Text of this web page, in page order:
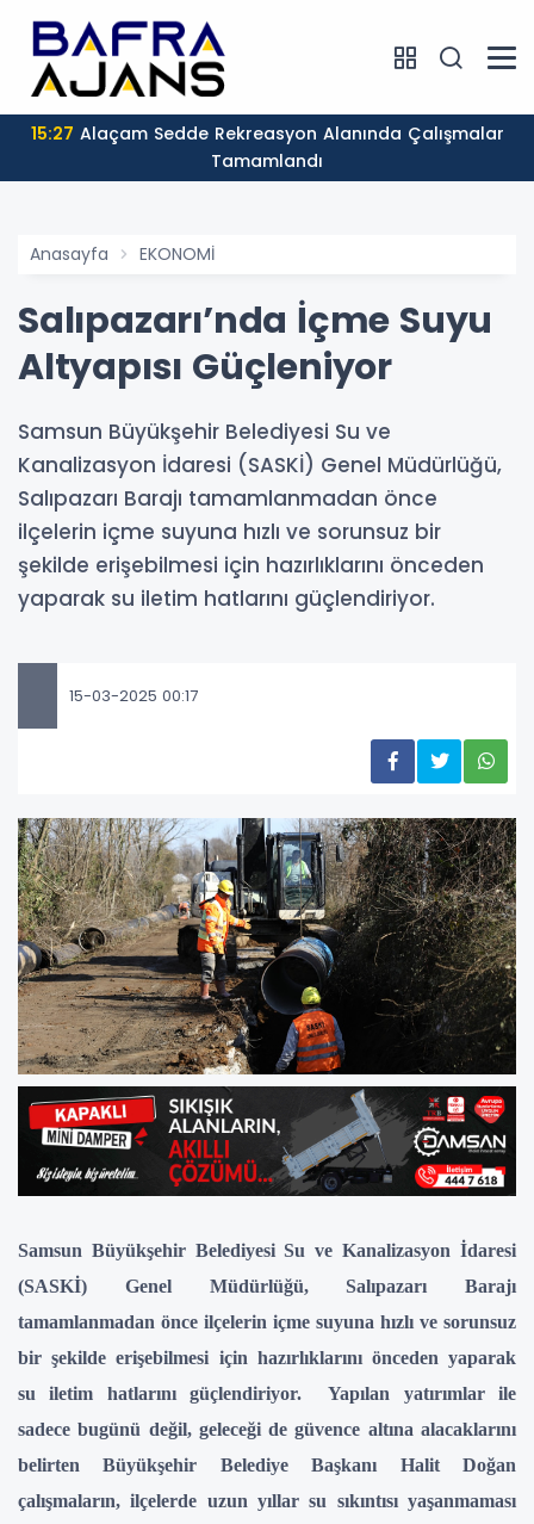
15:27
Tamamlandı
Anasayfa EKONOMİ
Salıpazarı’nda İçme Suyu
Altyapısı Güçleniyor
Samsun Büyükşehir Belediyesi Su ve
Kanalizasyon İdaresi (SASKİ) Genel Müdürlüğü,
Salıpazarı Barajı tamamlanmadan önce
ilçelerin içme suyuna hızlı ve sorunsuz bir
şekilde erişebilmesi için hazırlıklarını önceden
yaparak su iletim hatlarını güçlendiriyor.
15-03-2025 00:17
Samsun Büyükşehir Belediyesi Su ve Kanalizasyon İdaresi
(SASKİ) Genel Müdürlüğü, Salıpazarı Barajı
tamamlanmadan önce ilçelerin içme suyuna hızlı ve sorunsuz
bir şekilde erişebilmesi için hazırlıklarını önceden yaparak
su iletim hatlarını güçlendiriyor. Yapılan yatırımlar ile
sadece bugünü değil, geleceği de güvence altına alacaklarını
belirten Büyükşehir Belediye Başkanı Halit Doğan
çalışmaların, ilçelerde uzun yıllar su sıkıntısı yaşanmaması